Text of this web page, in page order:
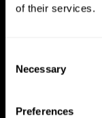
of their services.
Selection
Necessary
Preferences